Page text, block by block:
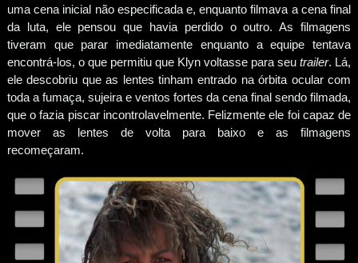
uma cena inicial não especificada e, enquanto filmava a cena final
da luta, ele pensou que havia perdido o outro. As filmagens
tiveram que parar imediatamente enquanto a equipe tentava
encontrá-los, o que permitiu que Klyn voltasse para seutrailer. Lá,
ele descobriu que as lentes tinham entrado na órbita ocular com
toda a fumaça, sujeira e ventos fortes da cena final sendo filmada,
que o fazia piscar incontrolavelmente. Felizmente ele foi capaz de
mover as lentes de volta para baixo e as filmagens
recomeçaram.